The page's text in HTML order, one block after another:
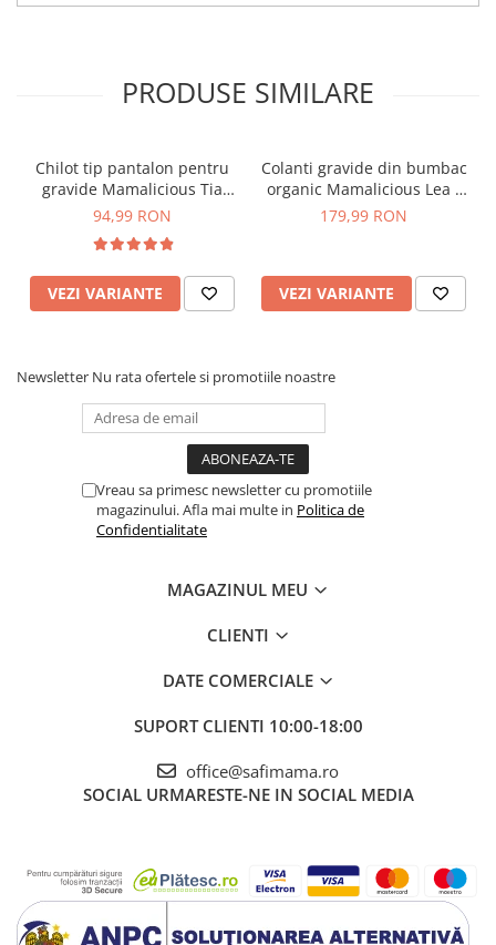
PRODUSE SIMILARE
Chilot tip pantalon pentru
gravide Mamalicious Tia
crem
94,99 RON
VEZI VARIANTE
Colanti gravide din bumbac
organic Mamalicious Lea -
set 2 bucati
179,99 RON
VEZI VARIANTE
Newsletter Nu rata ofertele si promotiile noastre
Vreau sa primesc newsletter cu promotiile
magazinului. Afla mai multe in Politica de
Confidentialitate
MAGAZINUL MEU
CLIENTI
DATE COMERCIALE
SUPORT CLIENTI 10:00-18:00
office@safimama.ro
SOCIAL URMARESTE-NE IN SOCIAL MEDIA